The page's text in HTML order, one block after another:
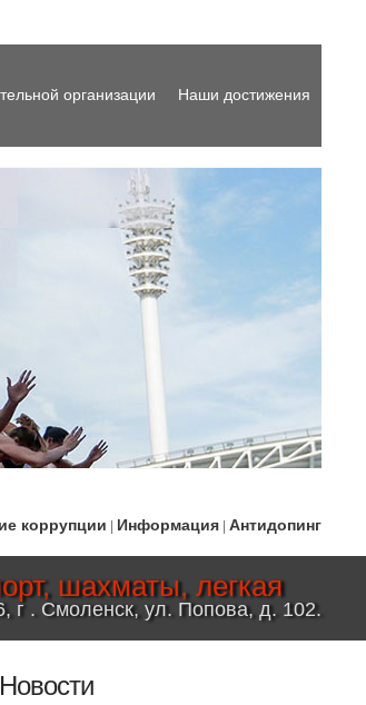
организации Наши достижения
коррупции Информация Антидопинг
шахматы, легкая
г . Смоленск, ул. Попова, д. 102.
Новости